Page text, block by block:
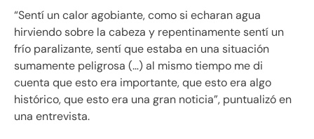
“Sentí un calor agobiante, como si echaran agua
hirviendo sobre la cabeza y repentinamente sentí un
frío paralizante, sentí que estaba en una situación
sumamente peligrosa (…) al mismo tiempo me di
cuenta que esto era importante, que esto era algo
histórico, que esto era una gran noticia”, puntualizó en
una entrevista.